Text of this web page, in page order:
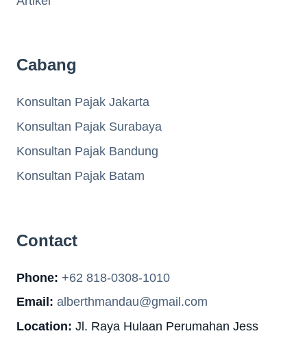
Cabang
Konsultan Pajak Jakarta
Konsultan Pajak Surabaya
Konsultan Pajak Bandung
Konsultan Pajak Batam
Contact
Phone: +62 818-0308-1010
Email: alberthmandau@gmail.com
Location: Jl. Raya Hulaan Perumahan Jess